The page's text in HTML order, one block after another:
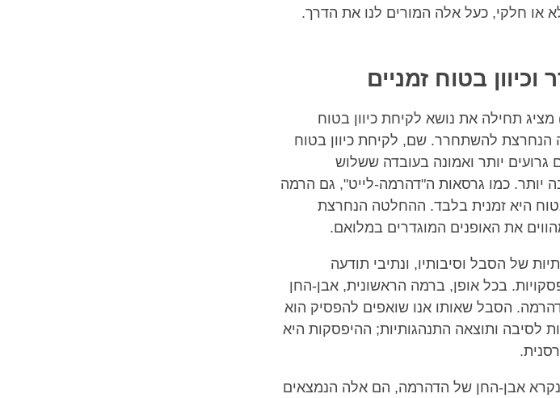
או חלקי, כעל אלה המורים לנו את הדרך.
בטוח זמניים
תחילה את נושא לקיחת כיוון בטוח
להשתחרר. שם, לקיחת כיוון בטוח
יותר ואמונה בעובדה ששלוש
יותר. כמו גרסאות ה"דהרמה-לייט", גם הרמה
היא זמנית בלבד. ההחלטה הנחרצת
את האופנים המוגדרים במלואם.
של הסבל וסיבותיו, ונתיבי תודעה
בכל אופן, ברמה הראשונית, אבן-החן
הסבל שאותו אנו שואפים להפסיק הוא
לסיבה ותוצאה התנהגותיות; ההיפסקות היא
אבן-החן של הדהרמה, הם אלה הנמצאים